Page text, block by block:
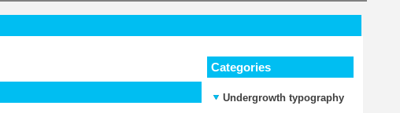
Categories
Undergrowth typography